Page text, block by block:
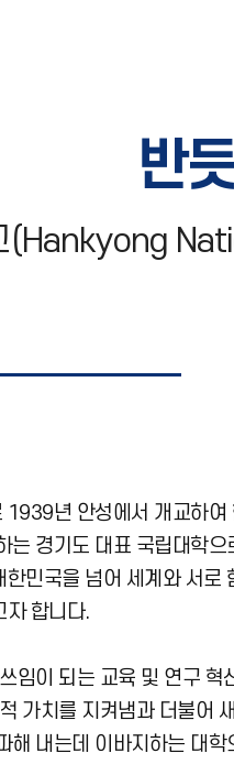
반
(Hankyong
년 안성에서 개교하
는 경기도 대표 국립대학으
민국을 넘어 세계와 서로
자 합니다.
임이 되는 교육 및 연구
가치를 지켜냄과 더불어
해 내는데 이바지하는 대